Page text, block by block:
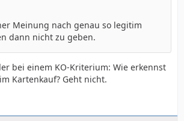
Meinung nach genau so legitim
dann nicht zu geben.
bei einem KO-Kriterium: Wie erkennst
Kartenkauf? Geht nicht.